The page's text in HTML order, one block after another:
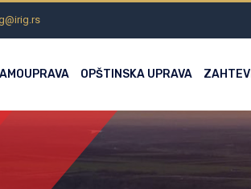
OPŠTINSKA UPRAVA ZAHTEVI